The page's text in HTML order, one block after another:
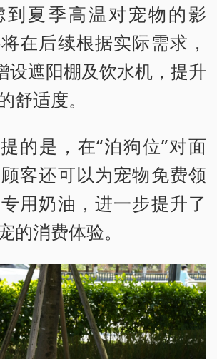
到夏季高温对宠物的影
在后续根据实际需求，
设遮阳棚及饮水机，提升
舒适度。
的是，在“泊狗位”对面
客还可以为宠物免费领
用奶油，进一步提升了
的消费体验。